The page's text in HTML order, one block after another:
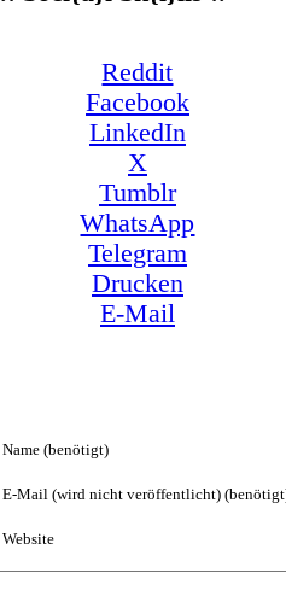
Reddit
Facebook
LinkedIn
X
Tumblr
WhatsApp
Telegram
Drucken
E-Mail
Name (benötigt)
E-Mail (wird nicht veröffentlicht)
Website